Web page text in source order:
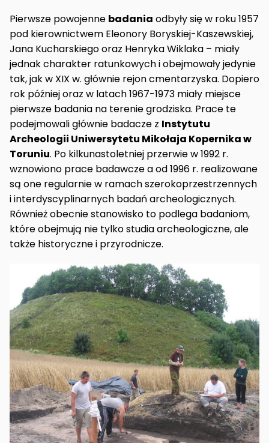
Pierwsze powojenne badania odbyły się w roku 1957
pod kierownictwem Eleonory Boryskiej-Kaszewskiej,
Jana Kucharskiego oraz Henryka Wiklaka – miały
jednak charakter ratunkowych i obejmowały jedynie
tak, jak w XIX w. głównie rejon cmentarzyska. Dopiero
rok później oraz w latach 1967-1973 miały miejsce
pierwsze badania na terenie grodziska. Prace te
podejmowali głównie badacze z Instytutu
Archeologii Uniwersytetu Mikołaja Kopernika w
Toruniu. Po kilkunastoletniej przerwie w 1992 r.
wznowiono prace badawcze a od 1996 r. realizowane
są one regularnie w ramach szerokoprzestrzennych
i interdyscyplinarnych badań archeologicznych.
Również obecnie stanowisko to podlega badaniom,
które obejmują nie tylko studia archeologiczne, ale
także historyczne i przyrodnicze.